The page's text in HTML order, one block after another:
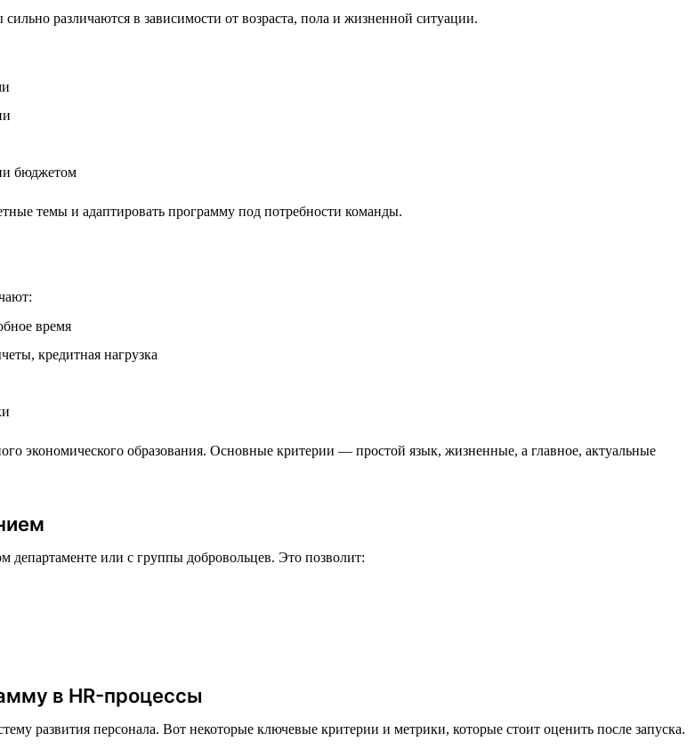
различаются в зависимости от возраста, пола и жизненной ситуации.
бюджетом
темы и адаптировать программу под потребности команды.
время
кредитная нагрузка
экономического образования. Основные критерии — простой язык, жизненные, а главное, актуальные
департаменте или с группы добровольцев. Это позволит:
в HR-процессы
развития персонала. Вот некоторые ключевые критерии и метрики, которые стоит оценить после запуска.